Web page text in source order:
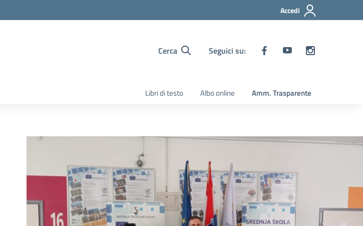
Accedi
Cerca Seguici su:
Libri di testo Albo online Amm. Trasparente